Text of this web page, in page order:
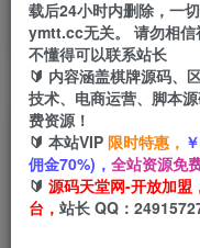
首页 创业课程 会员免费
每天两小时，收入
白轻松月入过万（
小码
载后24小时内删除，一
ymtt.cc无关。 请勿相信
不懂得可以联系站长
🔰 内容涵盖棋牌源码、
技术、电商运营、脚本
费资源！
🔰 本站VIP 限时特惠，
佣金70%)， 全站资源免
🔰 源码天堂网-开放加盟
台， 站长 QQ：